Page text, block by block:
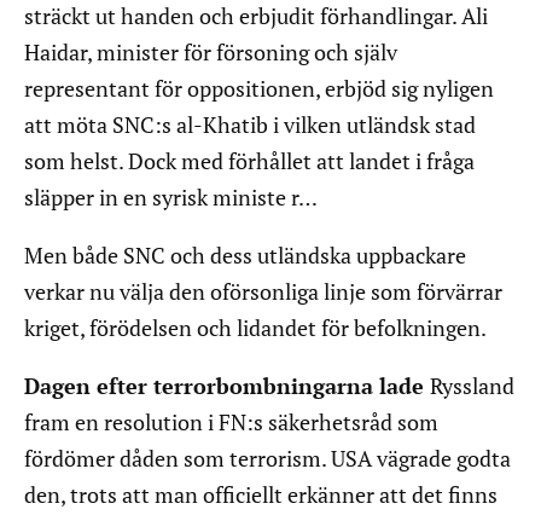
sträckt ut handen och erbjudit förhandlingar. Ali
Haidar, minister för försoning och själv
representant för oppositionen, erbjöd sig nyligen
att möta SNC:s al-Khatib i vilken utländsk stad
som helst. Dock med förhållet att landet i fråga
släpper in en syrisk ministe r…
Men både SNC och dess utländska uppbackare
verkar nu välja den oförsonliga linje som förvärrar
kriget, förödelsen och lidandet för befolkningen.
Dagen efter terrorbombningarna lade Ryssland
fram en resolution i FN:s säkerhetsråd som
fördömer dåden som terrorism. USA vägrade godta
den, trots att man officiellt erkänner att det finns